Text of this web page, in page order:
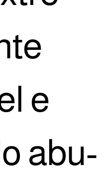
e
abu­